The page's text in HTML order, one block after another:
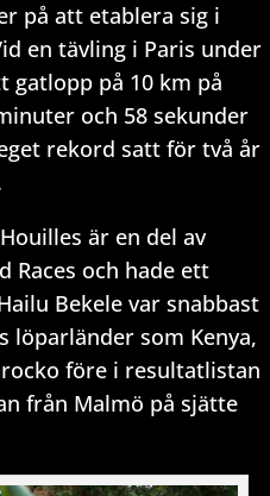
på att etablera sig i
en tävling i Paris under
gatlopp på 10 km på
och 58 sekunder
rekord satt för två år
är en del av
Races och hade ett
Bekele var snabbast
löparländer som Kenya,
före i resultatlistan
från Malmö på sjätte